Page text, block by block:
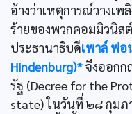
อ้างว่าเหตุการณ์วางเ
ร้ายของพวกคอมมิวนิส
ประธานาธิบดีเพาล์ ฟอ
Hindenburg)*จึงออก
รัฐ (Decree for the
state) ในวันที่ ๒๘ กุม